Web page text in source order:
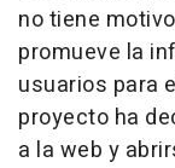
no tiene
promueve la
usuarios para
proyecto ha
a la web y